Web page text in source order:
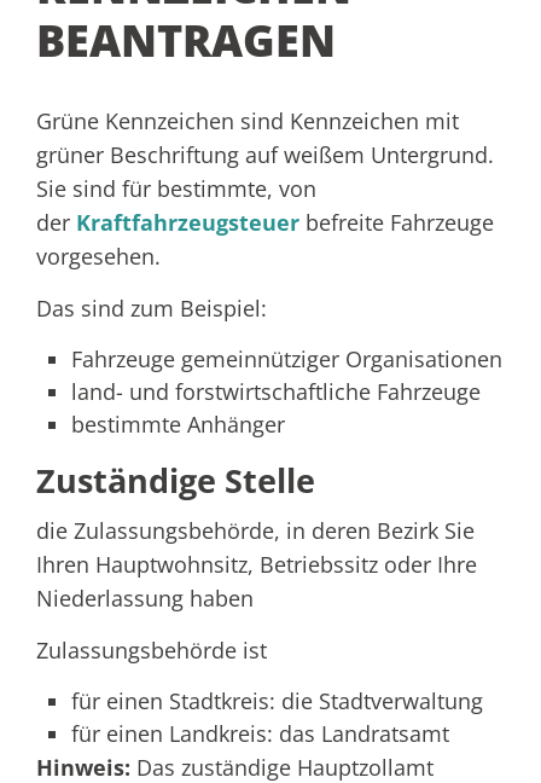
BEANTRAGEN
Grüne Kennzeichen sind Kennzeichen mit
grüner Beschriftung auf weißem Untergrund.
Sie sind für bestimmte, von
der Kraftfahrzeugsteuer befreite Fahrzeuge
vorgesehen.
Das sind zum Beispiel:
Fahrzeuge gemeinnütziger Organisationen
land- und forstwirtschaftliche Fahrzeuge
bestimmte Anhänger
Zuständige Stelle
die Zulassungsbehörde, in deren Bezirk Sie
Ihren Hauptwohnsitz, Betriebssitz oder Ihre
Niederlassung haben
Zulassungsbehörde ist
für einen Stadtkreis: die Stadtverwaltung
für einen Landkreis: das Landratsamt
Hinweis: Das zuständige Hauptzollamt